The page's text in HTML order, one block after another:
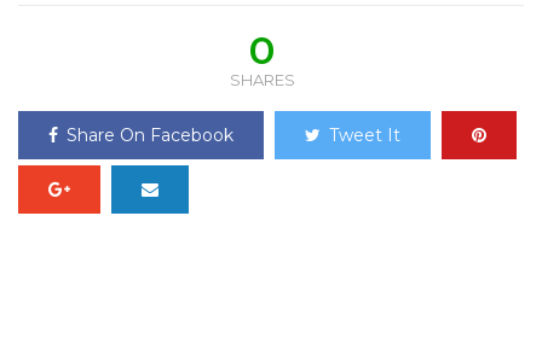
0
SHARES
Share On Facebook Tweet It